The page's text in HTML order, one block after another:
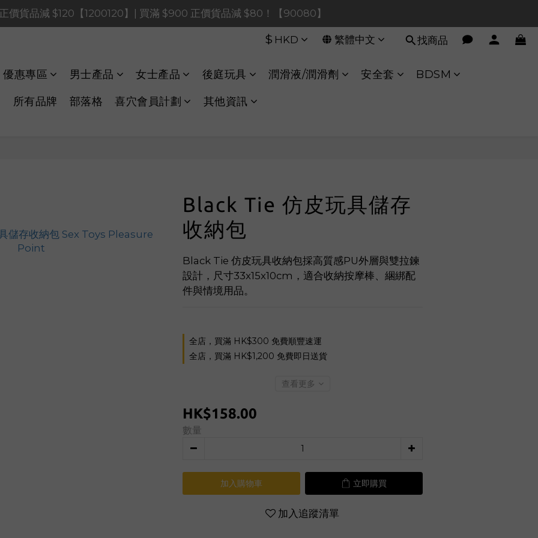
價貨品減 $120【1200120】| 買滿 $900 正價貨品減 $80！【90080】
價貨品減 $120【1200120】| 買滿 $900 正價貨品減 $80！【90080】
正價貨品減 $40【60040】| 買滿 $400 正價貨品減 $20【40020】
Payments FPS將於 2026 年 8 月 9 日（日）凌晨 01:00 至 11:00 暫停交易
價貨品減 $120【1200120】| 買滿 $900 正價貨品減 $80！【90080】
$ HKD 繁體中文 找商品
優惠專區 男士產品 女士產品 後庭玩具 潤滑液/潤滑劑 安全套 BDSM
所有品牌 部落格 喜穴會員計劃 其他資訊
Black Tie 仿皮玩具儲存
收納包
Black Tie 仿皮玩具收納包採高質感PU外層與雙拉鍊
設計，尺寸33x15x10cm，適合收納按摩棒、綑綁配
件與情境用品。
全店，買滿 HK$300 免費順豐速運
全店，買滿 HK$1,200 免費即日送貨
查看更多
HK$158.00
數量
加入購物車 立即購買
加入追蹤清單